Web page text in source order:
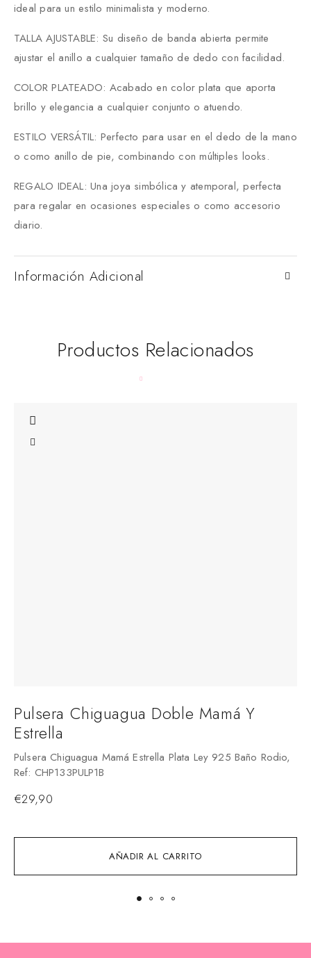
ideal para un estilo minimalista y moderno.
TALLA AJUSTABLE: Su diseño de banda abierta permite
ajustar el anillo a cualquier tamaño de dedo con facilidad.
COLOR PLATEADO: Acabado en color plata que aporta
brillo y elegancia a cualquier conjunto o atuendo.
ESTILO VERSÁTIL: Perfecto para usar en el dedo de la mano
o como anillo de pie, combinando con múltiples looks.
REGALO IDEAL: Una joya simbólica y atemporal, perfecta
para regalar en ocasiones especiales o como accesorio
diario.
Información Adicional
Productos Relacionados
AÑADIR AL CARRITO
Pulsera Chiguagua Doble Mamá Y
Estrella
Pulsera Chiguagua Mamá Estrella Plata Ley 925 Baño Rodio,
Ref: CHP133PULP1B
€29,90